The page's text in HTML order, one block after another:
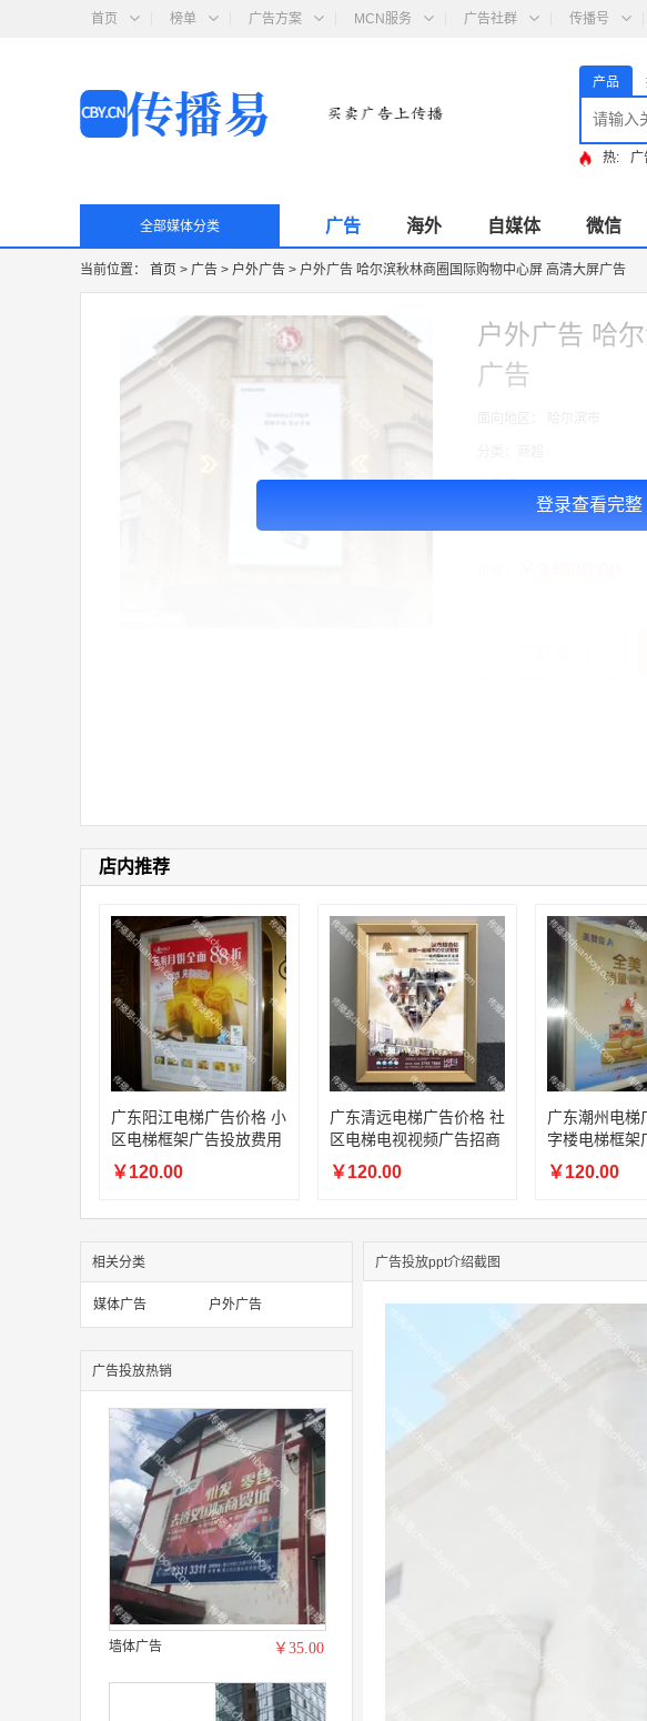
首页 榜单 广告方案 MCN服务 广告社群 传播号
产品
热: 广
全部媒体分类 广告 海外 自媒体 微信
当前位置： 首页 > 广告 > 户外广告 > 户外广告 哈尔滨秋林商圈国际购物中心屏 高清大屏广告
登录查看完整
户外广告 哈
广告
10:08:47 155****5272
02:32:27
176****3456
04:09:07
182****6963
11:44:28 130****3379
08:36:41 191****0991
186****8762
10:41:47 139****8472
02:28:16 183****1249
05:13:40 159****9700
08:52:47 155****6115
03:18:49 173****0620
店内推荐
广东阳江电梯广告价格 小
区电梯框架广告投放费用
￥120.00
广东清远电梯广告价格 社
区电梯电视视频广告招商
￥120.00
广东潮州电梯
字楼电梯框架
用
￥120.00
相关分类
媒体广告 户外广告
广告投放热销
墙体广告 ￥35.00
广告投放ppt介绍截图